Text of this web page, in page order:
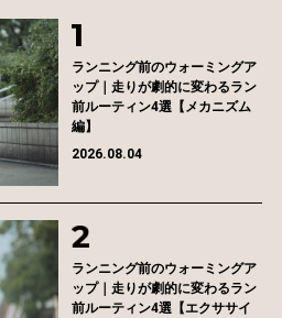
ランニング前のウォーミングア
ップ｜走りが劇的に変わるラン
前ルーティン4選【メカニズム
編】
2026.08.04
ランニング前のウォーミングア
ップ｜走りが劇的に変わるラン
前ルーティン4選【エクササイ